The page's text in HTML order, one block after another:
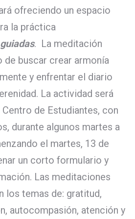
ofreciendo un espacio
la práctica
. La meditación
buscar crear armonía
y enfrentar el diario
La actividad será
de Estudiantes, con
durante algunos martes a
el martes, 13 de
un corto formulario y
Las meditaciones
los temas de: gratitud,
autocompasión, atención y